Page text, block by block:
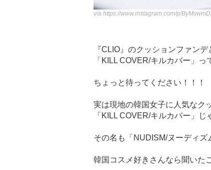
via https://www.instagram.com/p/
『CLIO』のクッションファンデ
「KILL COVER/キルカバー」っ
ちょっと待ってください！！！
実は現地の韓国女子に人気なク
「KILL COVER/キルカバー」じ
その名も「NUDISM/ヌーディズ
韓国コスメ好きさんなら聞いた